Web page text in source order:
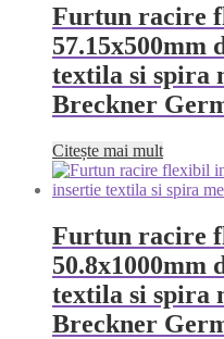
Furtun racire
57.15x500mm
textila si spira
Breckner
Citește mai mult
Furtun racire
50.8x1000mm
textila si spira
Breckner